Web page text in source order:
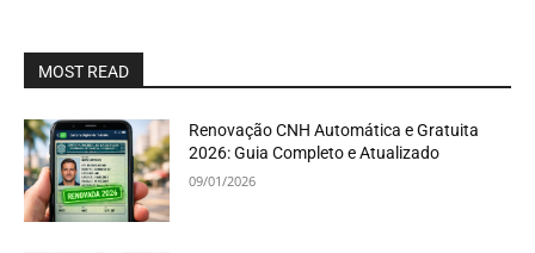
MOST READ
Renovação CNH Automática e Gratuita
2026: Guia Completo e Atualizado
09/01/2026